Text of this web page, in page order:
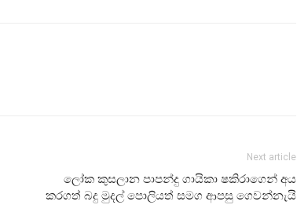
Next article
ලෝක කුසලාන පාපන්දු ගායිකා ෂකිරාගෙන් අය
කරගත් බදු මුදල් පොලියත් සමග ආපසු ගෙවන්නැයි